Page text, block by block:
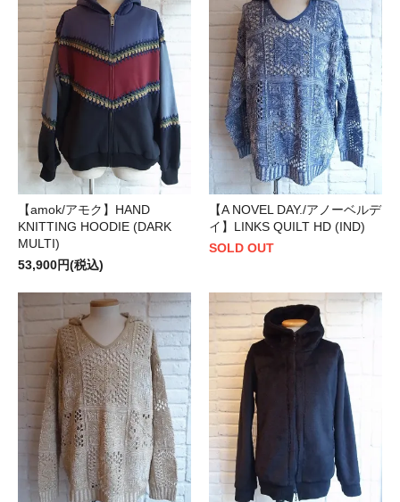
【amok/アモク】HAND
KNITTING HOODIE (DARK
MULTI)
53,900円(税込)
【A NOVEL DAY./アノーベルデ
イ】LINKS QUILT HD (IND)
SOLD OUT